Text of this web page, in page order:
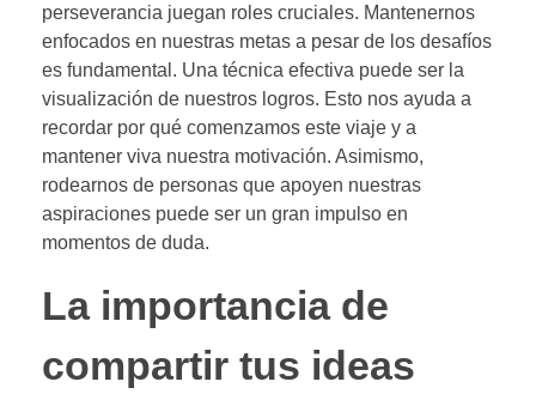
perseverancia juegan roles cruciales. Mantenernos
enfocados en nuestras metas a pesar de los desafíos
es fundamental. Una técnica efectiva puede ser la
visualización de nuestros logros. Esto nos ayuda a
recordar por qué comenzamos este viaje y a
mantener viva nuestra motivación. Asimismo,
rodearnos de personas que apoyen nuestras
aspiraciones puede ser un gran impulso en
momentos de duda.
La importancia de
compartir tus ideas